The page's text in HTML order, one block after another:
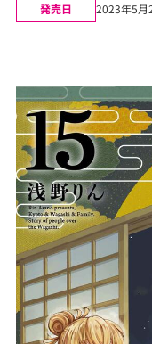
発売日 2023年5月